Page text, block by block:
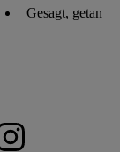
Gesagt, getan